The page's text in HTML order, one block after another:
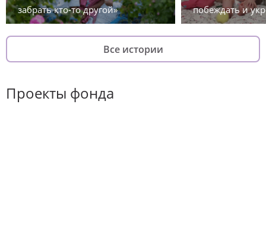
забрать кто-то другой»
побеждать и
Все истории
Проекты фонда